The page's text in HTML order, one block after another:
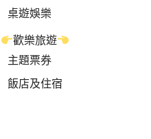
桌遊娛樂
歡樂旅遊
主題票券
飯店及住宿